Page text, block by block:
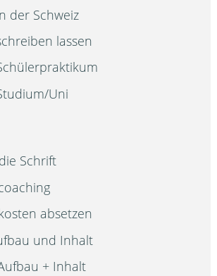
der Schweiz
lassen
Uni
Schrift
absetzen
und Inhalt
+ Inhalt